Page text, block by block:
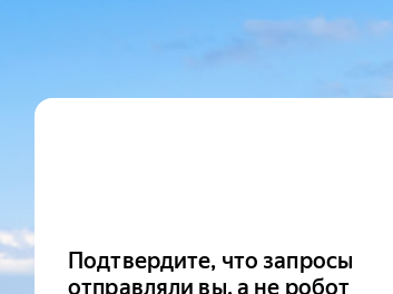
Подтвердите, что запросы
отправляли вы, а не робот